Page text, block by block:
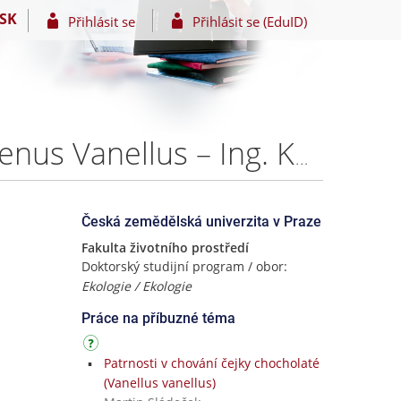
SK Přihlásit se Přihlásit se (EduID)
Variability of parental investment in lapwings of the genus Vanellus – Ing. Kateřina Brynychová
Česká zemědělská univerzita v Praze
Fakulta životního prostředí
Doktorský studijní program / obor:
Ekologie / Ekologie
Práce na příbuzné téma
Patrnosti v chování čejky chocholaté
(Vanellus vanellus)